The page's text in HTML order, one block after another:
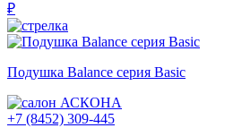
₽
Подушка Balance серия Basic
АСКОНА
+7 (8452) 309-445